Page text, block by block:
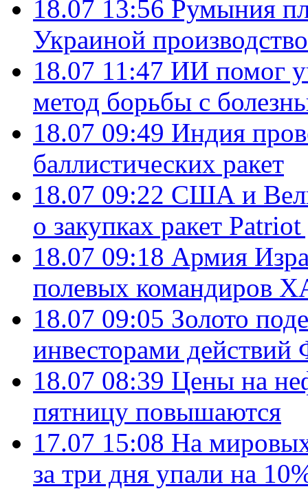
18.07 13:56 Румыния
Украиной
18.07 11:47 ИИ помог
метод борьбы с
18.07 09:49 Индия
баллистических ракет
18.07 09:22 США и
о закупках ракет
18.07 09:18 Армия
полевых командиров
18.07 09:05 Золото
инвесторами
18.07 08:39 Цены на
пятницу повышаются
17.07 15:08 На
за три дня упали на